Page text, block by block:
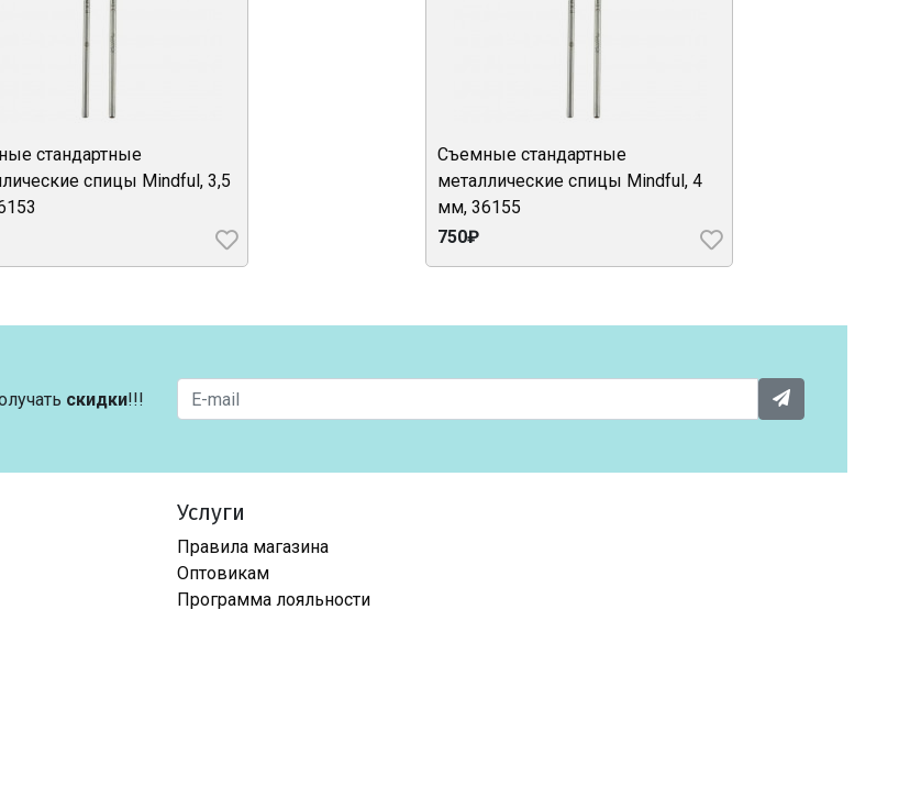
стандартные
спицы Mindful, 3,5
Съемные стандартные
металлические спицы Mindful, 4
мм, 36155
750₽
скидки!!!
Услуги
Правила магазина
Оптовикам
Программа лояльности